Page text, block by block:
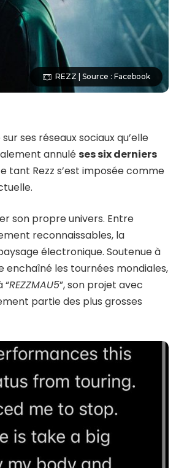
REZZ | Source : Facebook
ses réseaux sociaux qu’elle
annuléses six derniers
Rezz s’est imposée comme
son propre univers. Entre
reconnaissables, la
électronique. Soutenue à
enchaîné les tournées mondiales,
“REZZMAU5”, son projet avec
partie des plus grosses